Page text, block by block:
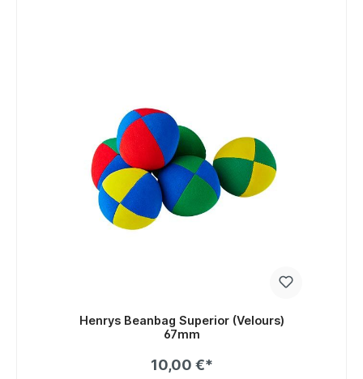
Henrys Beanbag Superior (Velours)
67mm
10,00 €*